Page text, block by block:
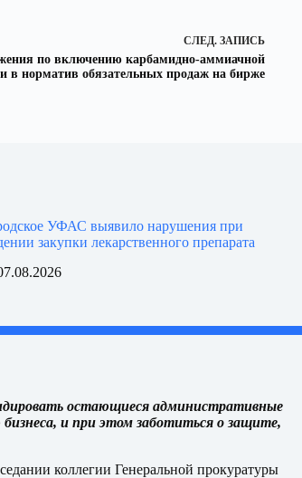
СЛЕД. ЗАПИСЬ
по включению карбамидно-аммиачной
в норматив обязательных продаж на бирже
УФАС выявило нарушения при
закупки лекарственного препарата
остающиеся административные
и при этом заботиться о защите,
коллегии Генеральной прокуратуры